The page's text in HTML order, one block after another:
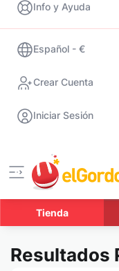
Info y Ayuda
Español - €
Crear Cuenta
Iniciar Sesión
Tienda
Resultados